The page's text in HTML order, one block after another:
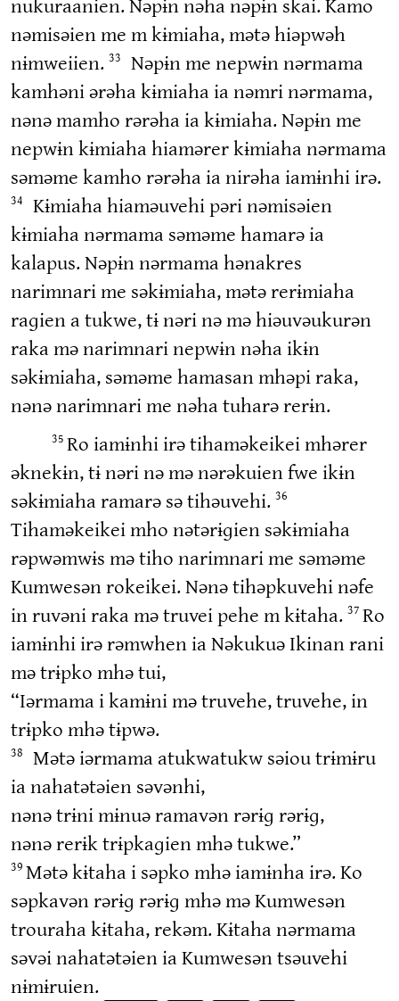
nəmisəien me m kɨmiaha, mətə hiəpwəh
nɨmweiien. 33
Nəpɨn me nepwɨn nərmama
kamhəni ərəha kɨmiaha ia nəmri nərmama,
nənə mamho rərəha ia kɨmiaha. Nəpɨn me
nepwɨn kɨmiaha hiamərer kɨmiaha nərmama
səməme kamho rərəha ia nirəha iamɨnhi irə.
34
Kɨmiaha hiaməuvehi pəri nəmisəien
kɨmiaha nərmama səməme hamarə ia
kalapus. Nəpɨn nərmama hənakres
narimnari me səkɨmiaha, mətə rerɨmiaha
raɡien a tukwe, tɨ nəri nə mə hiəuvəukurən
raka mə narimnari nepwɨn nəha ikɨn
səkɨmiaha, səməme hamasan mhəpi raka,
nənə narimnari me nəha tuharə rerɨn.
35 Ro iamɨnhi irə tihaməkeikei mhərer
əknekɨn, tɨ nəri nə mə nərəkuien fwe ikɨn
səkɨmiaha ramarə sə tihəuvehi. 36
Tihaməkeikei mho nətərɨɡien səkɨmiaha
rəpwəmwɨs mə tiho narimnari me səməme
Kumwesən rokeikei. Nənə tihəpkuvehi nəfe
in ruvəni raka mə truvei pehe m kɨtaha. 37 Ro
iamɨnhi irə rəmwhen ia Nəkukuə Ikinan rani
mə trɨpko mhə tui,
“Iərmama i kamɨni mə truvehe, truvehe, in
trɨpko mhə tɨpwə.
38
Mətə iərmama atukwatukw səiou trɨmɨru
ia nahatətəien səvənhi,
nənə trɨni mɨnuə ramavən rərɨɡ rərɨɡ,
nənə rerɨk trɨpkaɡien mhə tukwe.”
39 Mətə kɨtaha i səpko mhə iamɨnha irə. Ko
səpkavən rərɨɡ rərɨɡ mhə mə Kumwesən
trouraha kɨtaha, rekəm. Kɨtaha nərmama
səvəi nahatətəien ia Kumwesən tsəuvehi
nɨmɨruien.